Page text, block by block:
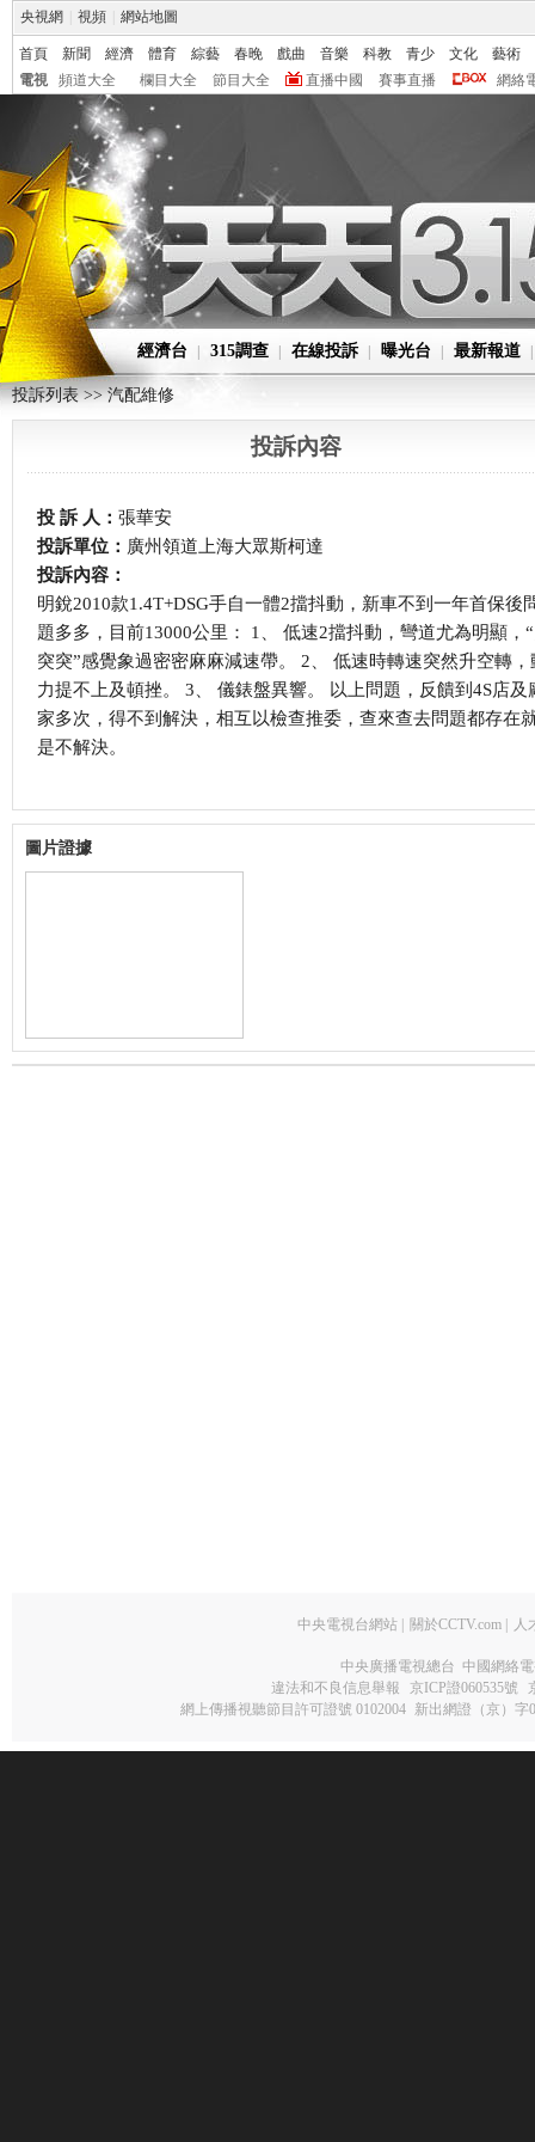
央視網 視頻 網站地圖
首頁 新聞 經濟 體育 綜藝 春晚 戲曲 音樂 科教 青少 文化
藝術
電視
頻道大全 欄目大全 節目大全 直播中國 賽事直播 網絡
經濟台 315調查 在線投訴 曝光台 最新報道
投訴列表 >>汽配維修
投訴內容
投 訴 人： 張華安
投訴單位： 廣州領道上海大眾斯柯達
投訴內容：
明銳2010款1.4T+DSG手自一體2擋抖動，新車不到一年首保後
題多多，目前13000公里： 1、 低速2擋抖動，彎道尤為明顯，
突突”感覺象過密密麻麻減速帶。 2、 低速時轉速突然升空轉，
力提不上及頓挫。 3、 儀錶盤異響。 以上問題，反饋到4S店及
家多次，得不到解決，相互以檢查推委，查來查去問題都存在
是不解決。
圖片證據
中央電視台網站 關於CCTV.com 人
中央廣播電視總台 中國網絡
違法和不良信息舉報
京ICP證060535號
網上傳播視聽節目許可證號 0102004 新出網證（京）